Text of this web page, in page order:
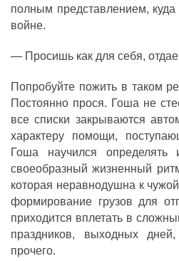
полным представлением, куда
войне.
— Просишь как для себя,
Попробуйте пожить в таком
Постоянно прося. Гоша не
все списки закрываются
характеру помощи,
Гоша научился определять
своеобразный жизненный
которая неравнодушна к
формирование грузов для
приходится вплетать в
праздников, выходных
прочего.